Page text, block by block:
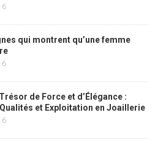
qui montrent qu’une femme
de Force et d’Élégance :
et Exploitation en Joaillerie